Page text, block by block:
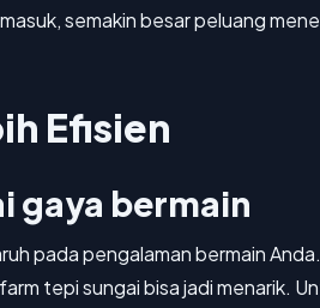
semakin besar peluang
Efisien
gaya bermain
pada pengalaman bermain
tepi sungai bisa jadi menarik.